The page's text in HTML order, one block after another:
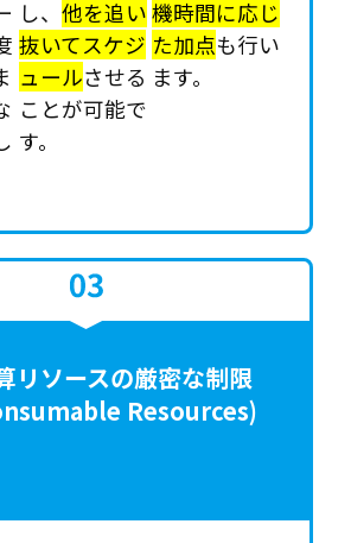
し、 他を追い
抜いてスケジ
ュールさせる
ことが可能で
す。
機時間に応じ
た加点も行い
ます。
リソースの厳密な制限
Resources)